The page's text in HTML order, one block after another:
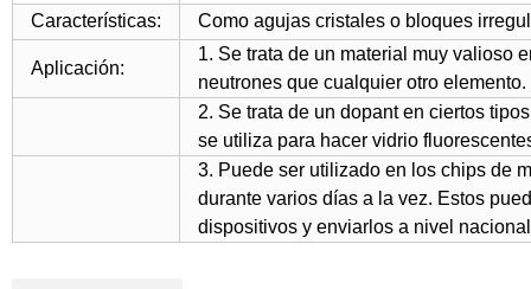
Características:
Como agujas cristales o bloques
Aplicación:
1. Se trata de un material muy valioso
neutrones que cualquier otro elemento.
2. Se trata de un dopant en ciertos
se utiliza para hacer vidrio
3. Puede ser utilizado en los chips de
durante varios días a la vez. Estos
dispositivos y enviarlos a nivel